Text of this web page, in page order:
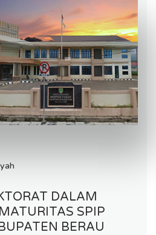
DALAM
SPIP
BERAU